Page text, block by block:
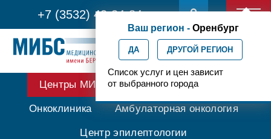
+7 (3532) 43-34-84
Ваш регион - Оренбург
ДА ДРУГОЙ РЕГИОН
Список услуг и цен зависит
от выбранного города
Центры МИБС Протонная терапия
Онкоклиника Амбулаторная онкология
Центр эпилептологии